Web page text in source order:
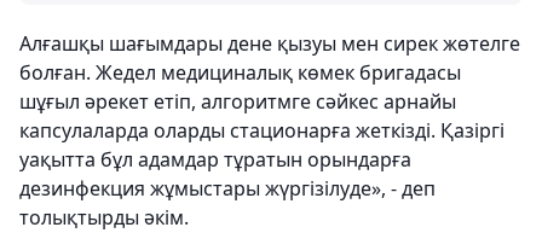
Алғашқы шағымдары дене қызуы мен сирек жөтелге
болған. Жедел медициналық көмек бригадасы
шұғыл әрекет етіп, алгоритмге сәйкес арнайы
капсулаларда оларды стационарға жеткізді. Қазіргі
уақытта бұл адамдар тұратын орындарға
дезинфекция жұмыстары жүргізілуде», - деп
толықтырды әкім.